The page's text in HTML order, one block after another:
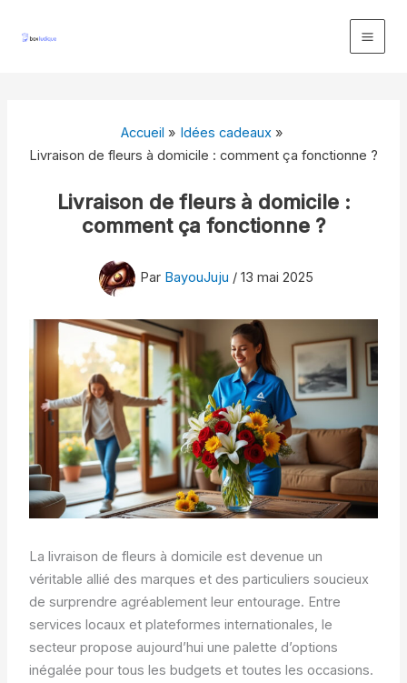
Accueil
Idées cadeaux
Livraison de fleurs à domicile : comment ça fonctionne ?
Livraison de fleurs à domicile :
comment ça fonctionne ?
Par BayouJuju / 13 mai 2025
La livraison de fleurs à domicile est devenue un
véritable allié des marques et des particuliers soucieux
de surprendre agréablement leur entourage. Entre
services locaux et plateformes internationales, le
secteur propose aujourd’hui une palette d’options
inégalée pour tous les budgets et toutes les occasions.